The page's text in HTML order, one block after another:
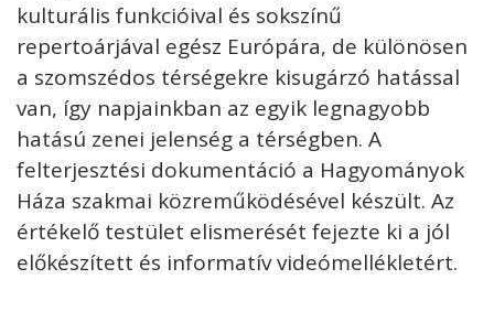
kulturális funkcióival és sokszínű
repertoárjával egész Európára, de különösen
a szomszédos térségekre kisugárzó hatással
van, így napjainkban az egyik legnagyobb
hatású zenei jelenség a térségben. A
felterjesztési dokumentáció a Hagyományok
Háza szakmai közreműködésével készült. Az
értékelő testület elismerését fejezte ki a jól
előkészített és informatív videómellékletért.